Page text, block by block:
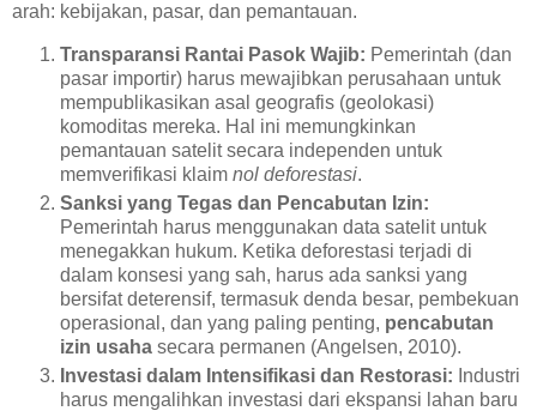
arah: kebijakan, pasar, dan pemantauan.
Transparansi Rantai Pasok Wajib: Pemerintah (dan
pasar importir) harus mewajibkan perusahaan untuk
mempublikasikan asal geografis (geolokasi)
komoditas mereka. Hal ini memungkinkan
pemantauan satelit secara independen untuk
memverifikasi klaim nol deforestasi.
Sanksi yang Tegas dan Pencabutan Izin:
Pemerintah harus menggunakan data satelit untuk
menegakkan hukum. Ketika deforestasi terjadi di
dalam konsesi yang sah, harus ada sanksi yang
bersifat deterensif, termasuk denda besar, pembekuan
operasional, dan yang paling penting, pencabutan
izin usaha secara permanen (Angelsen, 2010).
Investasi dalam Intensifikasi dan Restorasi: Industri
harus mengalihkan investasi dari ekspansi lahan baru